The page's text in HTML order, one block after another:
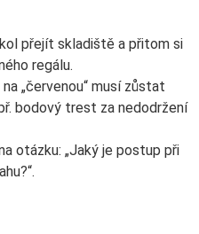
přejít skladiště a přitom si
regálu.
na „červenou“ musí zůstat
bodový trest za nedodržení
otázku: „Jaký je postup při